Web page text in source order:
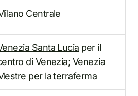
Centrale
Santa Lucia per il
di Venezia; Venezia
per la terraferma